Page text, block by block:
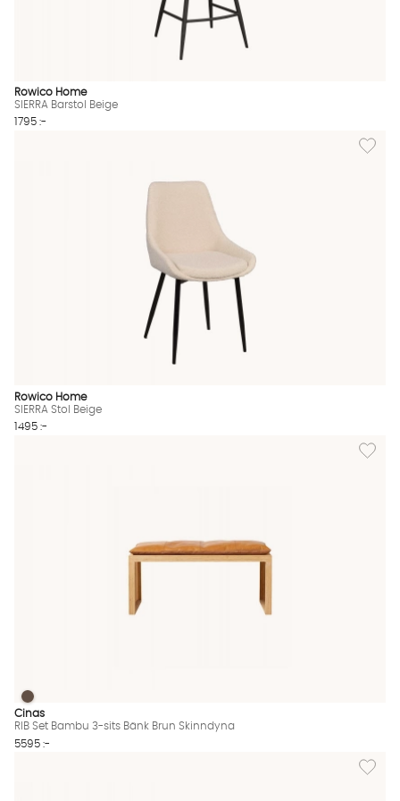
Rowico Home
SIERRA Barstol Beige
1795 :-
Lägg
Rowico Home
SIERRA Stol Beige
1495 :-
Lägg
RIB Set Bambu 3-sits Bänk Brun Skinndyna Finns även i dessa
RIB Set Bambu 3-sits Bänk Brun Skinndyna
Cinas
RIB Set Bambu 3-sits Bänk Brun Skinndyna
5595 :-
Lägg